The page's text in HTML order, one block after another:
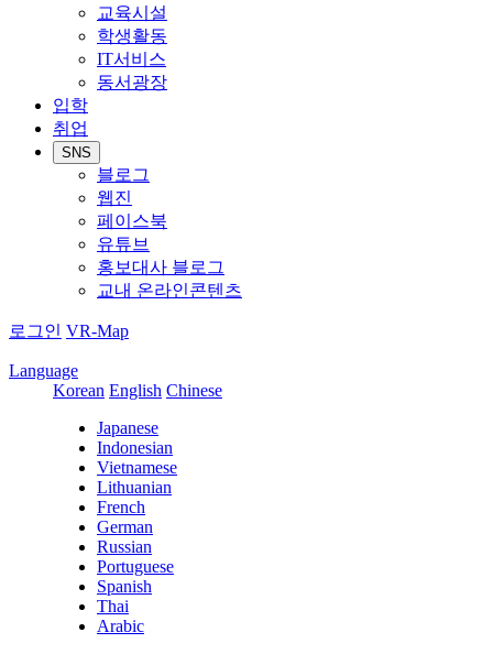
교육시설
학생활동
IT서비스
동서광장
입학
취업
SNS
블로그
웹진
페이스북
유튜브
홍보대사 블로그
교내 온라인콘텐츠
로그인 VR-Map
Language
Korean English Chinese
Japanese
Indonesian
Vietnamese
Lithuanian
French
German
Russian
Portuguese
Spanish
Thai
Arabic